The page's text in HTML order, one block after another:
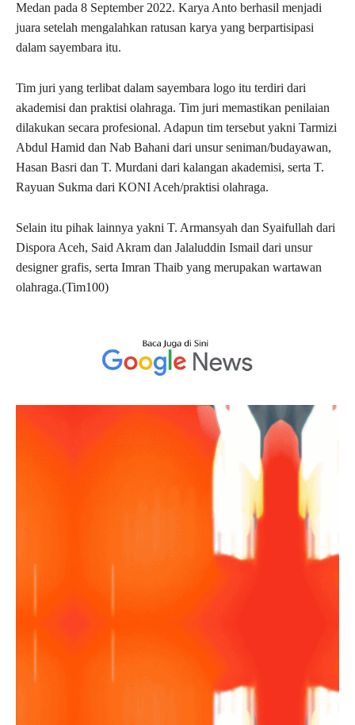
Medan pada 8 September 2022. Karya Anto berhasil menjadi
juara setelah mengalahkan ratusan karya yang berpartisipasi
dalam sayembara itu.
Tim juri yang terlibat dalam sayembara logo itu terdiri dari
akademisi dan praktisi olahraga. Tim juri memastikan penilaian
dilakukan secara profesional. Adapun tim tersebut yakni Tarmizi
Abdul Hamid dan Nab Bahani dari unsur seniman/budayawan,
Hasan Basri dan T. Murdani dari kalangan akademisi, serta T.
Rayuan Sukma dari KONI Aceh/praktisi olahraga.
Selain itu pihak lainnya yakni T. Armansyah dan Syaifullah dari
Dispora Aceh, Said Akram dan Jalaluddin Ismail dari unsur
designer grafis, serta Imran Thaib yang merupakan wartawan
olahraga.(Tim100)